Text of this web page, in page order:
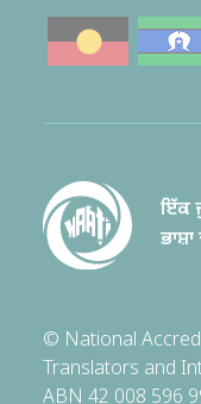
ਇੱਕ
© National
Translators and
ABN 42 008 596